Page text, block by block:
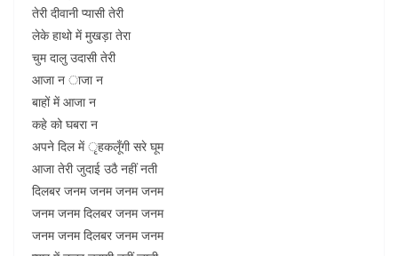
तेरी दीवानी प्यासी तेरी
लेके हाथो में मुखड़ा तेरा
चुम दालु उदासी तेरी
आजा न ाजा न
बाहों में आजा न
कहे को घबरा न
अपने दिल में ृहकलूँगी सरे घूम
आजा तेरी जुदाई उठै नहीं नती
दिलबर जनम जनम जनम जनम
जनम जनम दिलबर जनम जनम
जनम जनम दिलबर जनम जनम